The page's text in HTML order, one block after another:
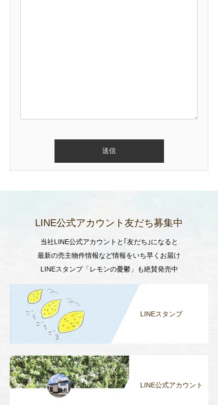
LINE公式アカウント友だち募集中
当社LINE公式アカウントと｢友だち｣になると
最新の売主物件情報など情報をいち早くお届け
LINEスタンプ「レモンの憂鬱」も絶賛発売中
LINEスタンプ
LINE公式アカウント